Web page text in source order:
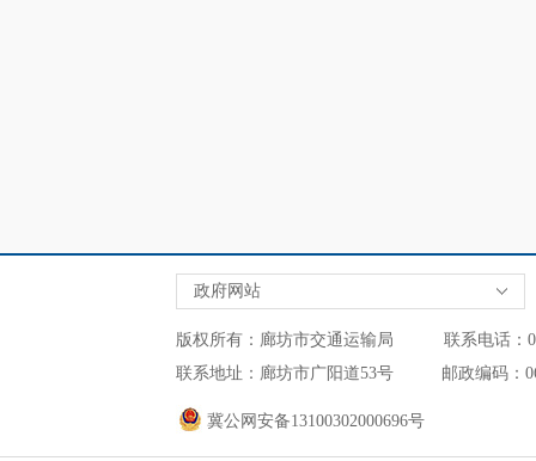
政府网站
版权所有：廊坊市交通运输局 联系电话
联系地址：廊坊市广阳道53号 邮政编
冀公网安备13100302000696号